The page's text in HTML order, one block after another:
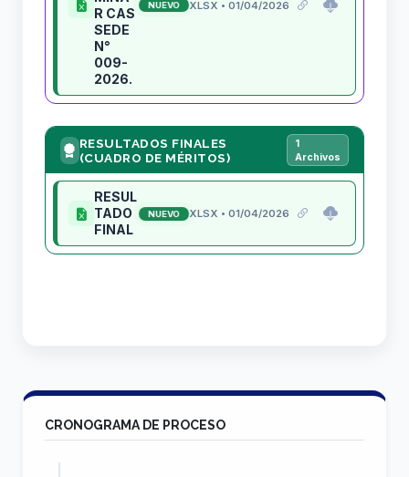
R CAS
SEDE
N°
009-
2026.
NUEVO XLSX • 01/04/2026
RESULTADOS FINALES
(CUADRO DE MÉRITOS)
1
Archivos
RESUL
TADO
FINAL
NUEVO XLSX • 01/04/2026
CRONOGRAMA DE PROCESO